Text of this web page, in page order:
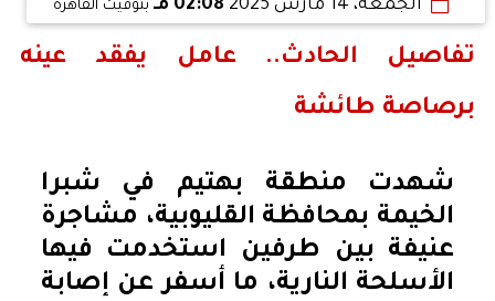
الجمعة، 14 مارس 2025 02:08 مـ بتوقيت القاهرة
تفاصيل الحادث.. عامل يفقد عينه
برصاصة طائشة
شهدت منطقة بهتيم في شبرا
الخيمة بمحافظة القليوبية، مشاجرة
عنيفة بين طرفين استخدمت فيها
الأسلحة النارية، ما أسفر عن إصابة